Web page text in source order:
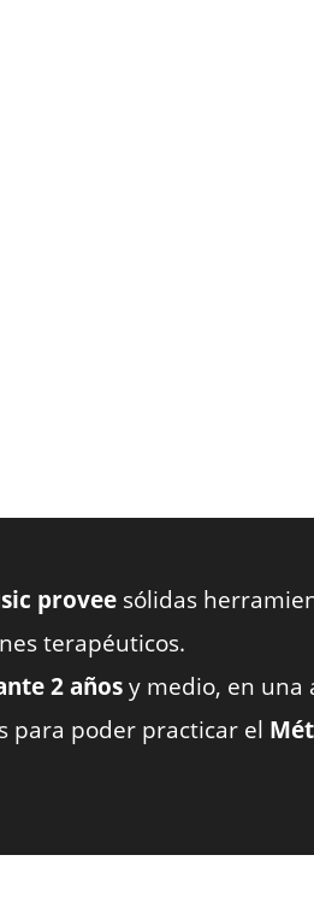
provee sólidas
terapéuticos.
2 añosy medio, en una
para poder practicar el